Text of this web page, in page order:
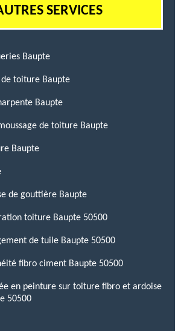
SERVICES
Baupte
toiture Baupte
Baupte
de toiture Baupte
Baupte
de gouttière Baupte
toiture Baupte 50500
de tuile Baupte 50500
fibro ciment Baupte 50500
en peinture sur toiture fibro et ardoise
50500